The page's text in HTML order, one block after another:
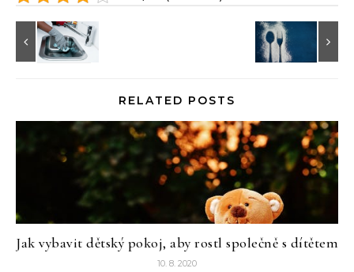
RELATED POSTS
Jak vybavit dětský pokoj, aby rostl společně s dítětem
10. 8. 2020